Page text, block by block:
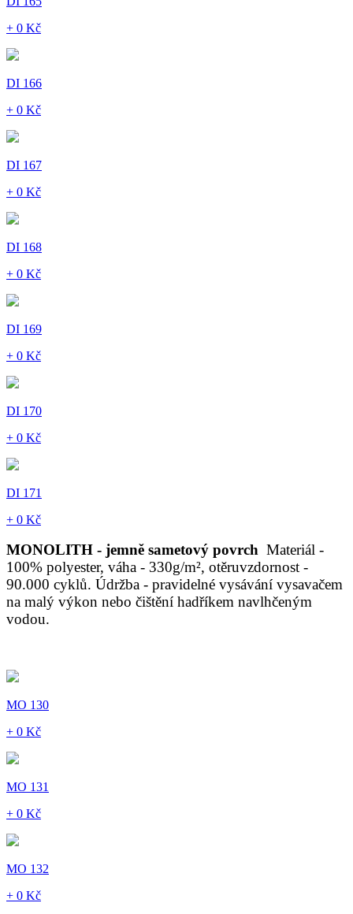
+ 0 Kč
DI 166
+ 0 Kč
DI 167
+ 0 Kč
DI 168
+ 0 Kč
DI 169
+ 0 Kč
DI 170
+ 0 Kč
DI 171
+ 0 Kč
MONOLITH - jemně sametový povrch Materiál -
100% polyester, váha - 330g/m², otěruvzdornost -
90.000 cyklů. Údržba - pravidelné vysávání vysavačem
na malý výkon nebo čištění hadříkem navlhčeným
vodou.
MO 130
+ 0 Kč
MO 131
+ 0 Kč
MO 132
+ 0 Kč